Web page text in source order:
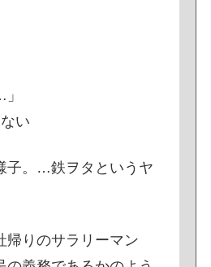
い
子。…鉄ヲタというヤ
りのサラリーマン